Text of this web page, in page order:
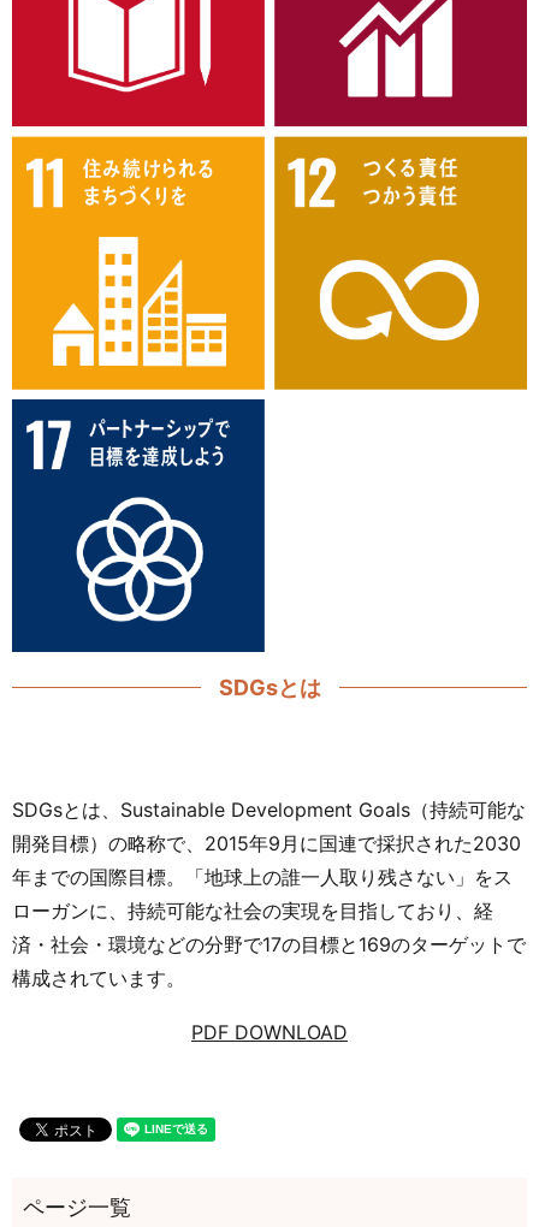
SDGsとは
SDGsとは、Sustainable Development Goals（持続可能な
開発目標）の略称で、2015年9月に国連で採択された2030
年までの国際目標。「地球上の誰一人取り残さない」をス
ローガンに、持続可能な社会の実現を目指しており、経
済・社会・環境などの分野で17の目標と169のターゲットで
構成されています。
PDF DOWNLOAD